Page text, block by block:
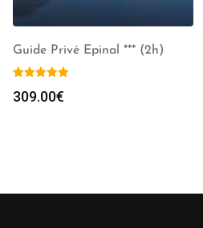
Guide Privé Epinal *** (2h)
309.00€